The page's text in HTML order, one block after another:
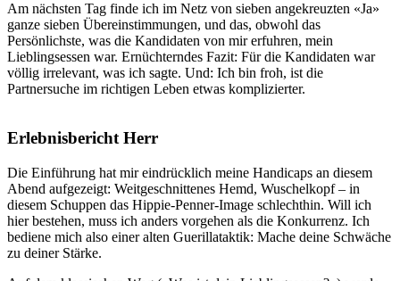
Am nächsten Tag finde ich im Netz von sieben angekreuzten «Ja»
ganze sieben Übereinstimmungen, und das, obwohl das
Persönlichste, was die Kandidaten von mir erfuhren, mein
Lieblingsessen war. Ernüchterndes Fazit: Für die Kandidaten war
völlig irrelevant, was ich sagte. Und: Ich bin froh, ist die
Partnersuche im richtigen Leben etwas komplizierter.
Erlebnisbericht Herr
Die Einführung hat mir eindrücklich meine Handicaps an diesem
Abend aufgezeigt: Weitgeschnittenes Hemd, Wuschelkopf – in
diesem Schuppen das Hippie-Penner-Image schlechthin. Will ich
hier bestehen, muss ich anders vorgehen als die Konkurrenz. Ich
bediene mich also einer alten Guerillataktik: Mache deine Schwäche
zu deiner Stärke.